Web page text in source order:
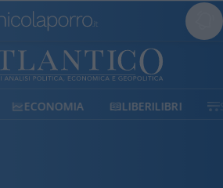
LIBERILIBRI SHOP SOSTIENICI